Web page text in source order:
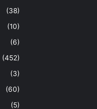
(38)
(10)
(6)
(452)
(3)
(60)
(5)